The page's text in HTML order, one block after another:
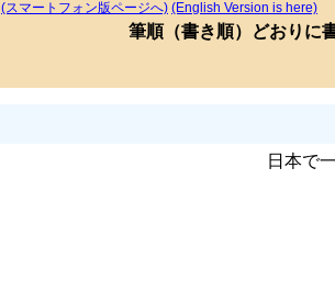
(スマートフォン版ページへ) (English Version is here)
筆順（書き順）どおりに
日本で